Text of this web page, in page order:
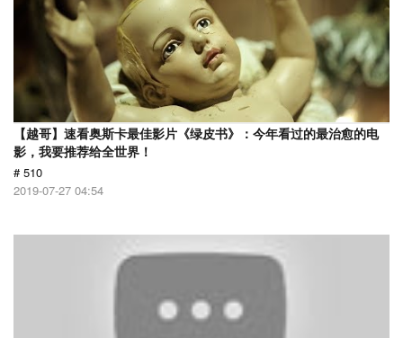
【越哥】速看奥斯卡最佳影片《绿皮书》：今年看过的最治愈的电
影，我要推荐给全世界！
# 510
2019-07-27 04:54